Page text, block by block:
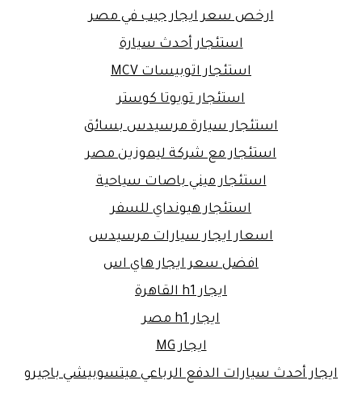
ارخص سعر ايجار جيب في مصر
استئجار أحدث سيارة
استئجار اتوبيسات MCV
استئجار تويوتا كوستر
استئجار سيارة مرسيدس بسائق
استئجار مع شركة ليموزين مصر
استئجار ميني باصات سياحية
استئجار هيونداي للسفر
اسعار ايجار سيارات مرسيدس
افضل سعر ايجار هاي اس
ايجار h1 القاهرة
ايجار h1 مصر
ايجار MG
ايجار أحدث سيارات الدفع الرباعي ميتسوبيشي باجيرو